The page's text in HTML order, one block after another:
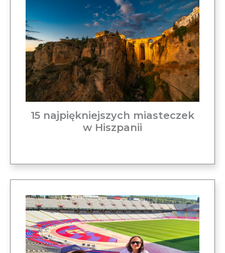
15 najpiękniejszych miasteczek
w Hiszpanii